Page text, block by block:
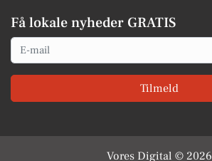
Få lokale nyheder GRATIS
Email
Tilmeld
Vores Digital © 2026